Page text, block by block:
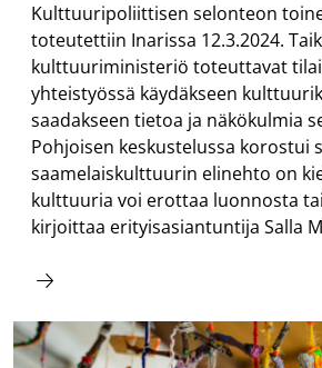
Kulttuuripoliittisen selonteon
toteutettiin Inarissa 12.3.2024.
kulttuuriministeriö toteuttavat
yhteistyössä käydäkseen
saadakseen tietoa ja näkökulmia
Pohjoisen keskustelussa korostui
saamelaiskulttuurin elinehto on
kulttuuria voi erottaa luonnosta
kirjoittaa erityisasiantuntija Salla